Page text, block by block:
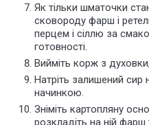
Як тільки шматочки
сковороду фарш і
перцем і сіллю за
готовності.
Вийміть корж з
Натріть залишений сир
начинкою.
Зніміть картопляну
розкладіть на ній